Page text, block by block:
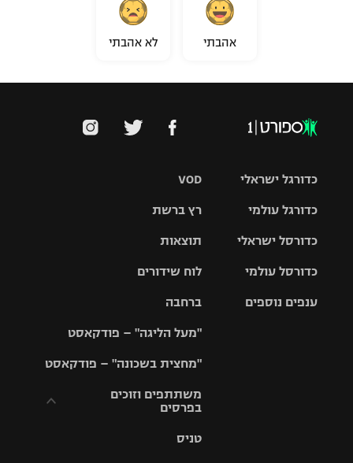
אהבתי לא אהבתי
VOD
רץ ברשת
תוצאות
לוח שידורים
ברחבה
"מעל הליגה" – פודקאסט
"מחצית בשכונה" – פודקאסט
משתתפים וזוכים
בפרסים
טניס
כדורגל ישראלי
גביע הטוטו
כדורגל עולמי
האלופות
ליגה
כדורסל ישראלי
סל
כדורסל עולמי
ענפים נוספים